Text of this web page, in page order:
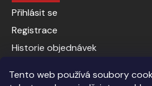
Tento web používá soubory
Přihlásit se
Registrace
Historie objednávek